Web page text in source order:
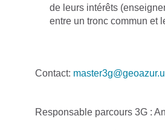
de leurs intérêts
entre un tronc commun et
Contact:
Responsable parcours 3G :